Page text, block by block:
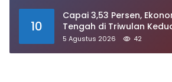
10
Capai 3,53 Persen,
Tengah di Triwulan
Signifikan
5 Agustus 2026 42